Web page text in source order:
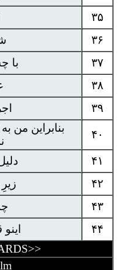
۳۵
۳۶
۳۷
با
۳۸
۳۹
۴۰
بنابراین من
۴۱
۴۲
۴۳
۴۴